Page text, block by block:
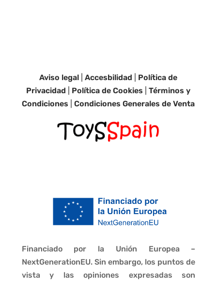
Aviso legal |Accesbilidad
Política de
Privacidad
Política de Cookies |Términos y
Condiciones |Condiciones Generales de Venta
Financiado por la Unión Europea –
NextGenerationEU. Sin embargo, los puntos de
vista y las opiniones expresadas son